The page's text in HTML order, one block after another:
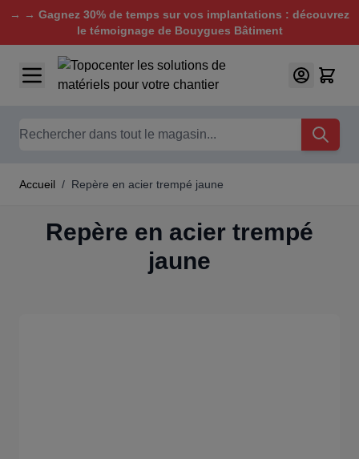
→ → Gagnez 30% de temps sur vos implantations : découvrez
le témoignage de Bouygues Bâtiment
Aller au contenu
Chercher
Accueil / Repère en acier trempé jaune
Repère en acier trempé
jaune